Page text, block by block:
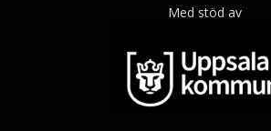
Med stöd av